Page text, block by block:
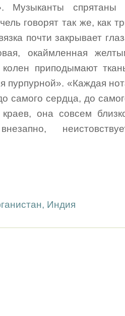
Музыканты спрятаны
говорят так же, как
почти закрывает
окаймленная
приподымают
пурпурной». «Каждая
самого сердца, до
она совсем
Индия